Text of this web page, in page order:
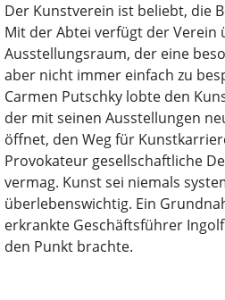
Der Kunstverein ist beliebt, die
Mit der Abtei verfügt der Verein
Ausstellungsraum, der eine
aber nicht immer einfach zu
Carmen Putschky lobte den
der mit seinen Ausstellungen
öffnet, den Weg für
Provokateur gesellschaftliche
vermag. Kunst sei niemals
überlebenswichtig. Ein
erkrankte Geschäftsführer
den Punkt brachte.